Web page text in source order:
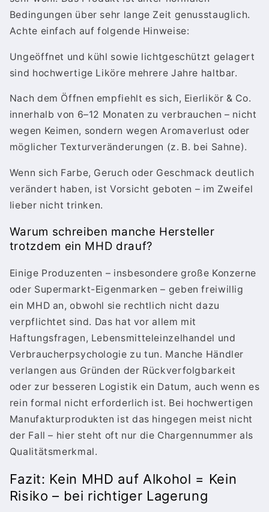
Bedingungen über sehr lange Zeit genusstauglich.
Achte einfach auf folgende Hinweise:
Ungeöffnet und kühl sowie lichtgeschützt gelagert
sind hochwertige Liköre mehrere Jahre haltbar.
Nach dem Öffnen empfiehlt es sich, Eierlikör & Co.
innerhalb von 6–12 Monaten zu verbrauchen – nicht
wegen Keimen, sondern wegen Aromaverlust oder
möglicher Texturveränderungen (z. B. bei Sahne).
Wenn sich Farbe, Geruch oder Geschmack deutlich
verändert haben, ist Vorsicht geboten – im Zweifel
lieber nicht trinken.
Warum schreiben manche Hersteller
trotzdem ein MHD drauf?
Einige Produzenten – insbesondere große Konzerne
oder Supermarkt-Eigenmarken – geben freiwillig
ein MHD an, obwohl sie rechtlich nicht dazu
verpflichtet sind. Das hat vor allem mit
Haftungsfragen, Lebensmitteleinzelhandel und
Verbraucherpsychologie zu tun. Manche Händler
verlangen aus Gründen der Rückverfolgbarkeit
oder zur besseren Logistik ein Datum, auch wenn es
rein formal nicht erforderlich ist. Bei hochwertigen
Manufakturprodukten ist das hingegen meist nicht
der Fall – hier steht oft nur die Chargennummer als
Qualitätsmerkmal.
Fazit: Kein MHD auf Alkohol = Kein
Risiko – bei richtiger Lagerung